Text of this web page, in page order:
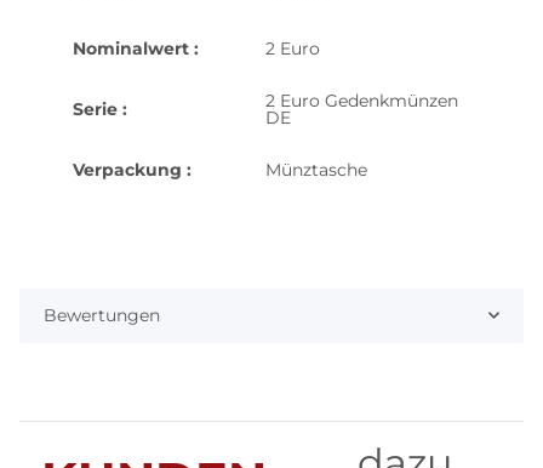
Nominalwert : 2 Euro
Serie : 2 Euro Gedenkmünzen
DE
Verpackung : Münztasche
Bewertungen